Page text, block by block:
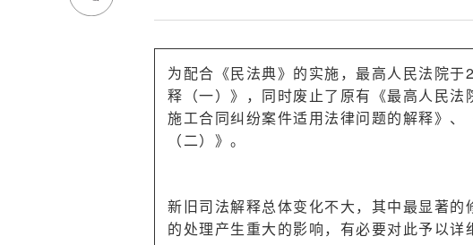
为配合《民法典》的实施，最高人民法院
释（一）》，同时废止了原有《最高人民
施工合同纠纷案件适用法律问题的解释》
（二）》。
新旧司法解释总体变化不大，其中最显著
的处理产生重大的影响，有必要对此予以详